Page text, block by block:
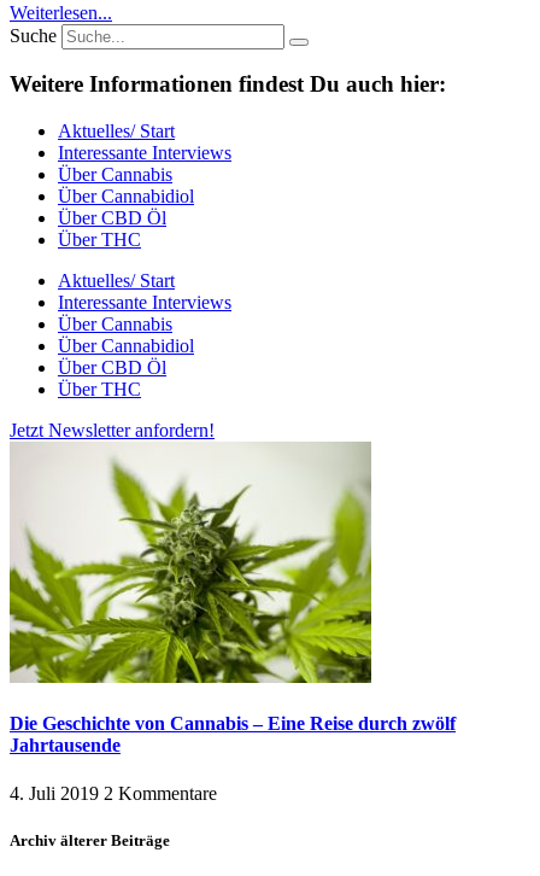
Weiterlesen...
Suche
Weitere Informationen findest Du auch hier:
Aktuelles/ Start
Interessante Interviews
Über Cannabis
Über Cannabidiol
Über CBD Öl
Über THC
Aktuelles/ Start
Interessante Interviews
Über Cannabis
Über Cannabidiol
Über CBD Öl
Über THC
Jetzt Newsletter anfordern!
Die Geschichte von Cannabis – Eine Reise durch zwölf
Jahrtausende
4. Juli 2019 2 Kommentare
Archiv älterer Beiträge